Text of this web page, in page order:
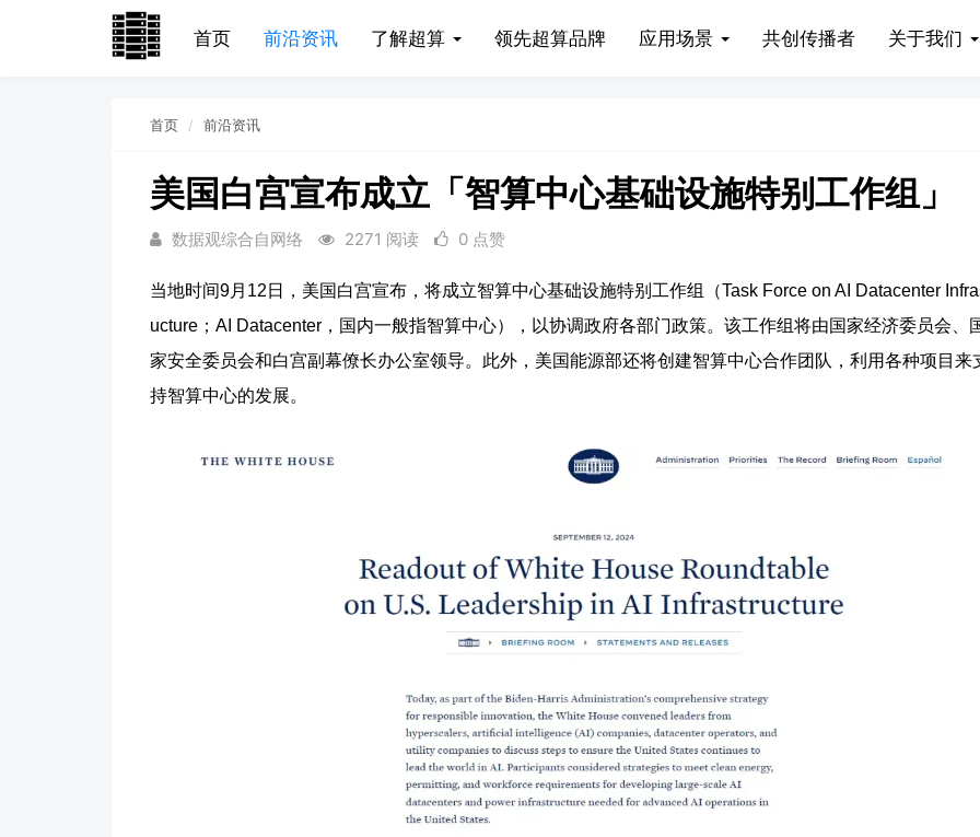
首页 前沿资讯 了解超算 领先超算品牌 应用场景 共创传播者 关于我们
首页 前沿资讯
美国白宫宣布成立「智算中心基础设施特别工作组」
数据观综合自网络 2271 阅读 0 点赞
当地时间9月12日，美国白宫宣布，将成立智算中心基础设施特别工作组（Task Force on AI Datacenter
ucture；AI Datacenter，国内一般指智算中心），以协调政府各部门政策。该工作组将由国家经济委员会、
家安全委员会和白宫副幕僚长办公室领导。此外，美国能源部还将创建智算中心合作团队，利用各种项目来
持智算中心的发展。